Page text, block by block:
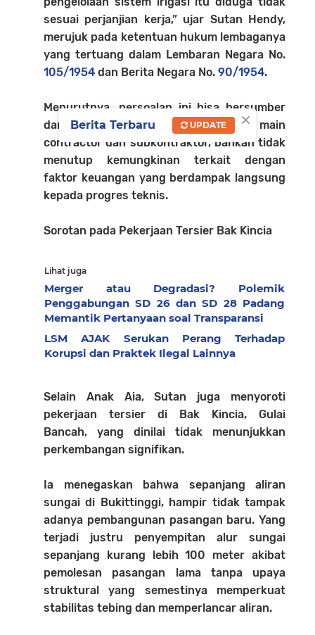
sesuai perjanjian kerja,” ujar Sutan Hendy,
merujuk pada ketentuan hukum lembaganya
yang tertuang dalam Lembaran Negara No.
105/1954 dan Berita Negara No. 90/1954.
Menurutnya, persoalan ini bisa bersumber
dari lemahnya koordinasi antara main
contractor dan subkontraktor, bahkan tidak
menutup kemungkinan terkait dengan
faktor keuangan yang berdampak langsung
kepada progres teknis.
Sorotan pada Pekerjaan Tersier Bak Kincia
Lihat juga
Merger atau Degradasi? Polemik
Penggabungan SD 26 dan SD 28 Padang
Memantik Pertanyaan soal Transparansi
LSM AJAK Serukan Perang Terhadap
Korupsi dan Praktek Ilegal Lainnya
Selain Anak Aia, Sutan juga menyoroti
pekerjaan tersier di Bak Kincia, Gulai
Bancah, yang dinilai tidak menunjukkan
perkembangan signifikan.
Ia menegaskan bahwa sepanjang aliran
sungai di Bukittinggi, hampir tidak tampak
adanya pembangunan pasangan baru. Yang
terjadi justru penyempitan alur sungai
sepanjang kurang lebih 100 meter akibat
pemolesan pasangan lama tanpa upaya
struktural yang semestinya memperkuat
stabilitas tebing dan memperlancar aliran.
×
Berita Terbaru UPDATE